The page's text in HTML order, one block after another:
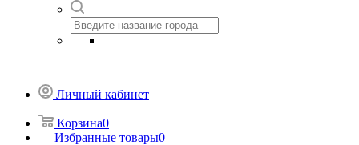
Личный кабинет
Корзина0
Избранные товары0